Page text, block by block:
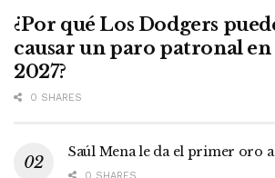
¿Por qué Los Dodgers
causar un paro patronal en
2027?
0 SHARES
Saúl Mena le da el primer oro
0 SHARES